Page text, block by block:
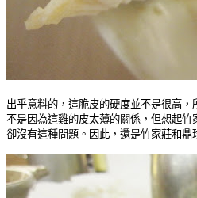
出乎意料的，這脆皮的硬度並不是很高
不是因為這雞的皮太薄的關係，但想起
卻沒有這種問題。因此，還是竹家莊和鼎